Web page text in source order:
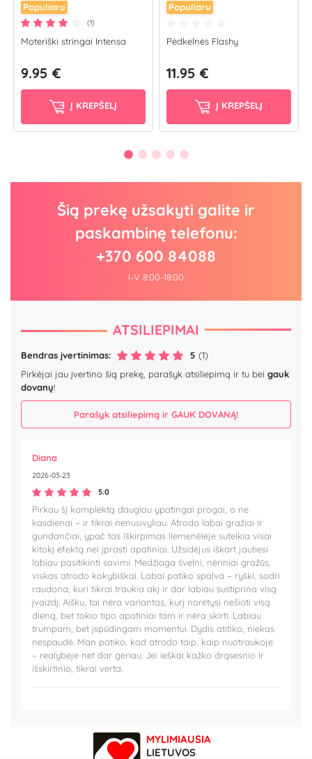
Populiaru
(1)
Moteriški stringai Intensa
9.95 €
Į KREPŠELĮ
Populiaru
Pėdkelnės Flashy
11.95 €
Į KREPŠELĮ
Šią prekę užsakyti galite ir
paskambinę telefonu:
+370 600 84088
I-V 8:00-18:00
ATSILIEPIMAI
Bendras įvertinimas: 5 (1)
Pirkėjai jau įvertino šią prekę, parašyk atsiliepimą ir tu bei gauk
dovanų!
Parašyk atsiliepimą ir GAUK DOVANĄ!
Diana
2026-03-23
5.0
Pirkau šį komplektą daugiau ypatingai progai, o ne
kasdienai – ir tikrai nenusivyliau. Atrodo labai gražiai ir
gundančiai, ypač tas iškirpimas liemenėlėje suteikia visai
kitokį efektą nei įprasti apatiniai. Užsidėjus iškart jautiesi
labiau pasitikinti savimi. Medžiaga švelni, nėriniai gražūs,
viskas atrodo kokybiškai. Labai patiko spalva – ryški, sodri
raudona, kuri tikrai traukia akį ir dar labiau sustiprina visą
įvaizdį. Aišku, tai nėra variantas, kurį norėtųsi nešioti visą
dieną, bet tokio tipo apatiniai tam ir nėra skirti. Labiau
trumpam, bet įspūdingam momentui. Dydis atitiko, niekas
nespaudė. Man patiko, kad atrodo taip, kaip nuotraukoje
– realybėje net dar geriau. Jei ieškai kažko drąsesnio ir
išskirtinio, tikrai verta.
MYLIMIAUSIA
LIETUVOS